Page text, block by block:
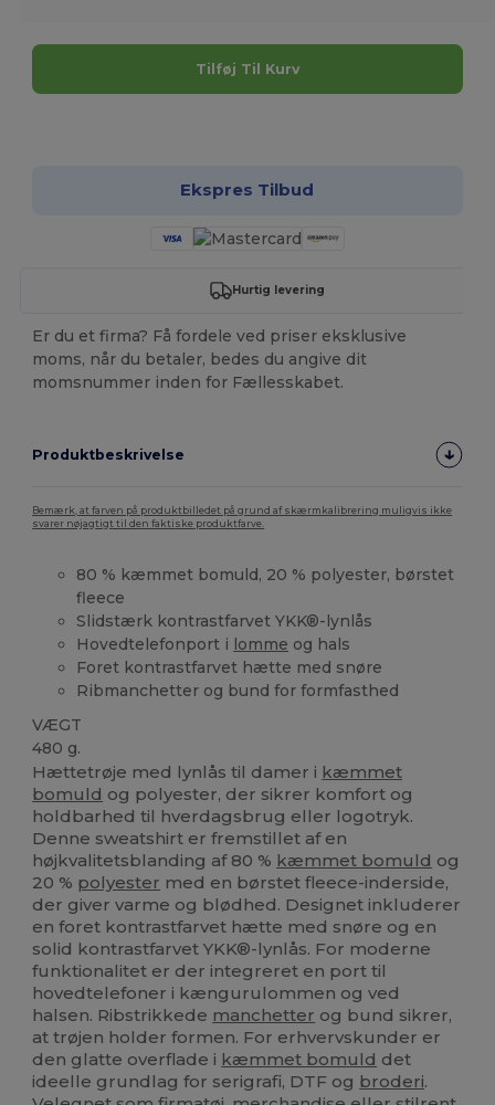
Tilføj Til Kurv
Ekspres Tilbud
Hurtig levering
Er du et firma? Få fordele ved priser eksklusive
moms, når du betaler, bedes du angive dit
momsnummer inden for Fællesskabet.
Produktbeskrivelse
Bemærk, at farven på produktbilledet på grund af skærmkalibrering muligvis ikke
svarer nøjagtigt til den faktiske produktfarve.
80 % kæmmet bomuld, 20 % polyester, børstet
fleece
Slidstærk kontrastfarvet YKK®-lynlås
Hovedtelefonport i lomme og hals
Foret kontrastfarvet hætte med snøre
Ribmanchetter og bund for formfasthed
VÆGT
480 g.
Hættetrøje med lynlås til damer i kæmmet
bomuld og polyester, der sikrer komfort og
holdbarhed til hverdagsbrug eller logotryk.
Denne sweatshirt er fremstillet af en
højkvalitetsblanding af 80 % kæmmet bomuld og
20 % polyester med en børstet fleece-inderside,
der giver varme og blødhed. Designet inkluderer
en foret kontrastfarvet hætte med snøre og en
solid kontrastfarvet YKK®-lynlås. For moderne
funktionalitet er der integreret en port til
hovedtelefoner i kængurulommen og ved
halsen. Ribstrikkede manchetter og bund sikrer,
at trøjen holder formen. For erhvervskunder er
den glatte overflade i kæmmet bomuld det
ideelle grundlag for serigrafi, DTF og broderi.